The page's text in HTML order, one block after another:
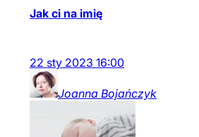
Jak ci na imię
22 sty 2023 16:00
Joanna Bojańczyk